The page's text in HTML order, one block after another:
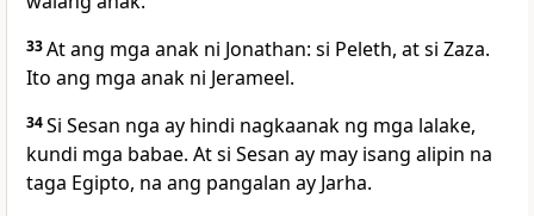
33At ang mga anak ni Jonathan: si Peleth, at si Zaza.
Ito ang mga anak ni Jerameel.
34Si Sesan nga ay hindi nagkaanak ng mga lalake,
kundi mga babae. At si Sesan ay may isang alipin na
taga Egipto, na ang pangalan ay Jarha.